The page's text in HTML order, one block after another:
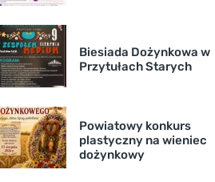
Biesiada Dożynkowa w
Przytułach Starych
Powiatowy konkurs
plastyczny na wieniec
dożynkowy